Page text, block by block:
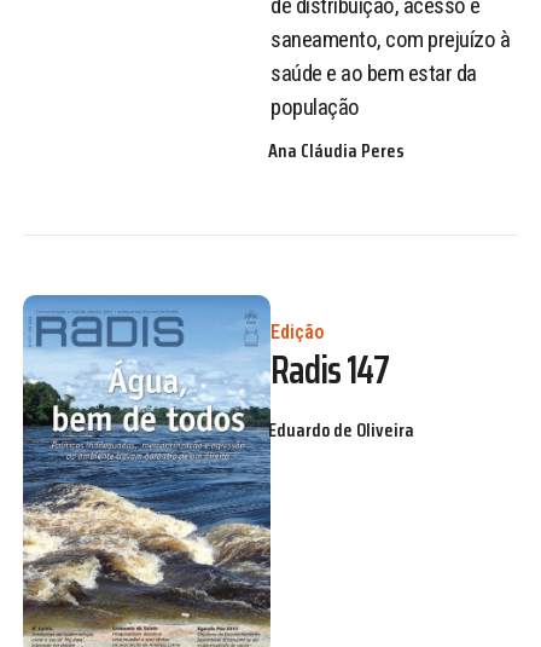
de distribuição, acesso e
saneamento, com prejuízo à
saúde e ao bem estar da
população
Ana Cláudia Peres
Edição
Radis 147
Eduardo de Oliveira